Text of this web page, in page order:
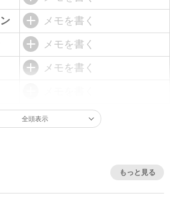
メモを書く
メモを書く
メモを書く
全頭表示
もっと見る